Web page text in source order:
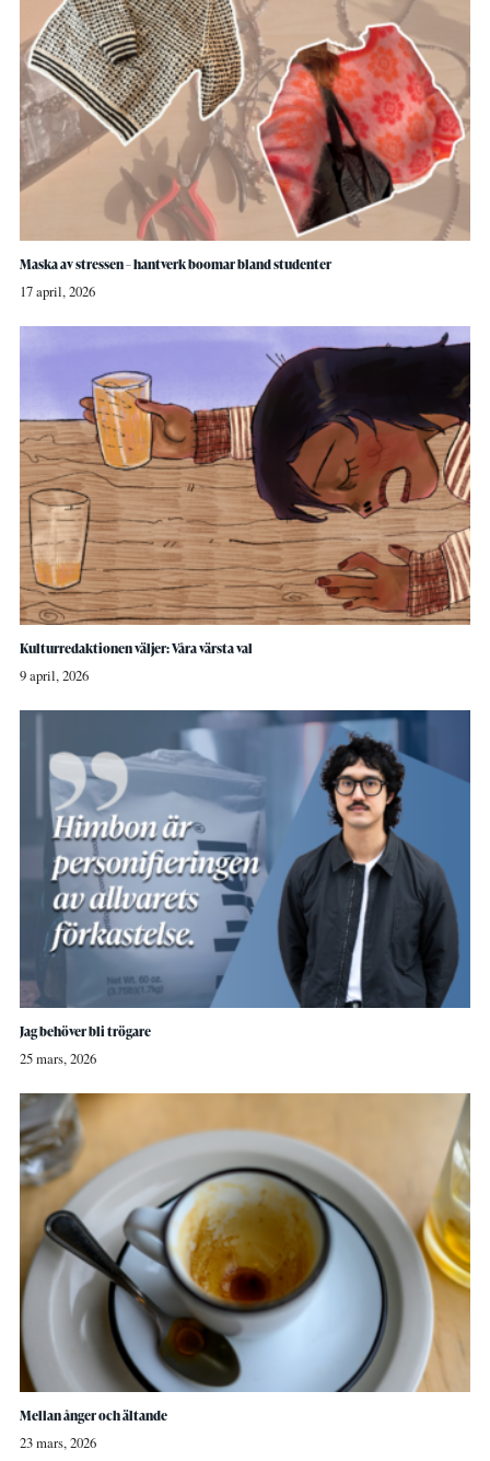
Maska av stressen – hantverk boomar bland studenter
17 april, 2026
Kulturredaktionen väljer: Våra värsta val
9 april, 2026
Jag behöver bli trögare
25 mars, 2026
Mellan ånger och ältande
23 mars, 2026